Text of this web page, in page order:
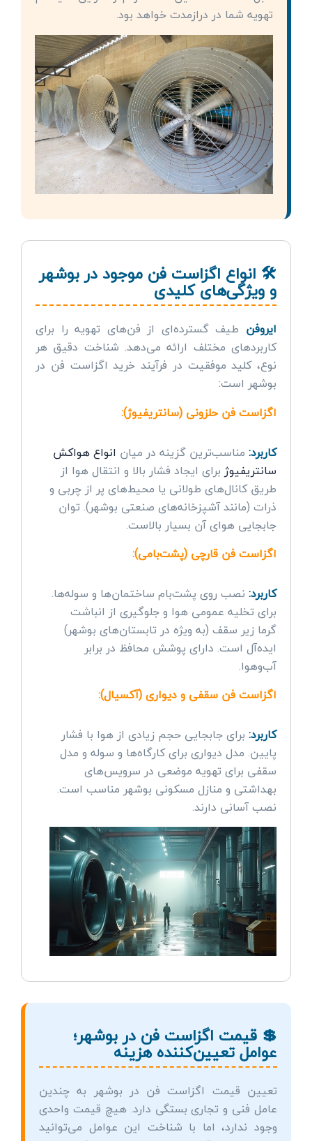
تهویه شما در درازمدت خواهد بود.
🛠️ انواع اگزاست فن موجود در بوشهر
و ویژگی‌های کلیدی
ایروفن طیف گسترده‌ای از فن‌های تهویه را برای
کاربردهای مختلف ارائه می‌دهد. شناخت دقیق هر
نوع، کلید موفقیت در فرآیند خرید اگزاست فن در
بوشهر است:
اگزاست فن حلزونی (سانتریفیوژ):
کاربرد: مناسب‌ترین گزینه در میان انواع هواکش
سانتریفیوژ برای ایجاد فشار بالا و انتقال هوا از
طریق کانال‌های طولانی یا محیط‌های پر از چربی و
ذرات (مانند آشپزخانه‌های صنعتی بوشهر). توان
جابجایی هوای آن بسیار بالاست.
اگزاست فن قارچی (پشت‌بامی):
کاربرد: نصب روی پشت‌بام ساختمان‌ها و سوله‌ها.
برای تخلیه عمومی هوا و جلوگیری از انباشت
گرما زیر سقف (به ویژه در تابستان‌های بوشهر)
ایده‌آل است. دارای پوشش محافظ در برابر
آب‌وهوا.
اگزاست فن سقفی و دیواری (آکسیال):
کاربرد: برای جابجایی حجم زیادی از هوا با فشار
پایین. مدل دیواری برای کارگاه‌ها و سوله و مدل
سقفی برای تهویه موضعی در سرویس‌های
بهداشتی و منازل مسکونی بوشهر مناسب است.
نصب آسانی دارند.
💲 قیمت اگزاست فن در بوشهر؛
عوامل تعیین‌کننده هزینه
تعیین قیمت اگزاست فن در بوشهر به چندین
عامل فنی و تجاری بستگی دارد. هیچ قیمت واحدی
وجود ندارد، اما با شناخت این عوامل می‌توانید